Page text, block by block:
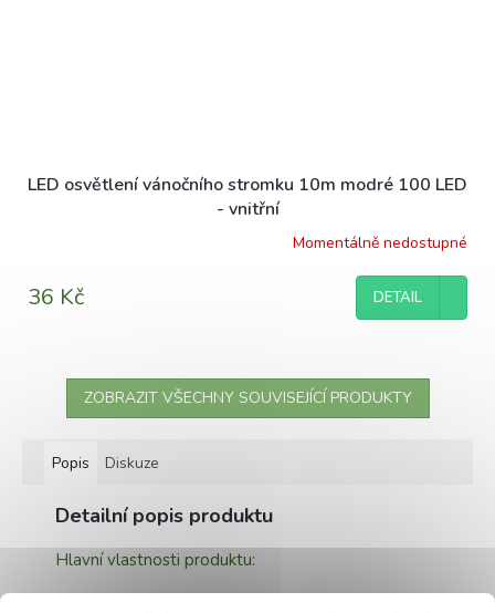
LED osvětlení vánočního stromku 10m modré 100 LED
- vnitřní
Momentálně nedostupné
36 Kč DETAIL
ZOBRAZIT VŠECHNY SOUVISEJÍCÍ PRODUKTY
Popis Diskuze
Detailní popis produktu
Hlavní vlastnosti produktu: